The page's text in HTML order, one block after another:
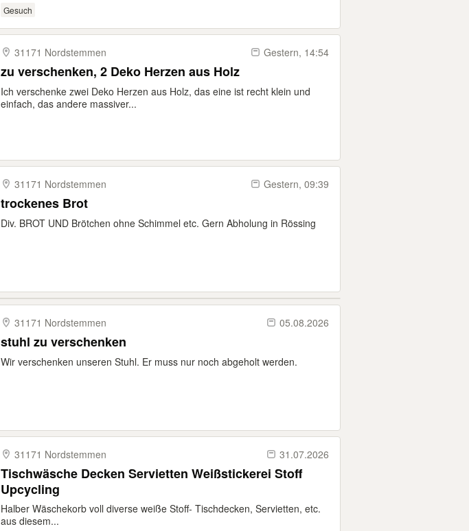
Gesuch
31171 Nordstemmen Gestern, 14:54
zu verschenken, 2 Deko Herzen aus Holz
Ich verschenke zwei Deko Herzen aus Holz, das eine ist recht klein und
einfach, das andere massiver...
31171 Nordstemmen Gestern, 09:39
trockenes Brot
Div. BROT UND Brötchen ohne Schimmel etc. Gern Abholung in Rössing
31171 Nordstemmen 05.08.2026
stuhl zu verschenken
Wir verschenken unseren Stuhl. Er muss nur noch abgeholt werden.
31171 Nordstemmen 31.07.2026
Tischwäsche Decken Servietten Weißstickerei Stoff
Upcycling
Halber Wäschekorb voll diverse weiße Stoff- Tischdecken, Servietten, etc.
aus diesem...